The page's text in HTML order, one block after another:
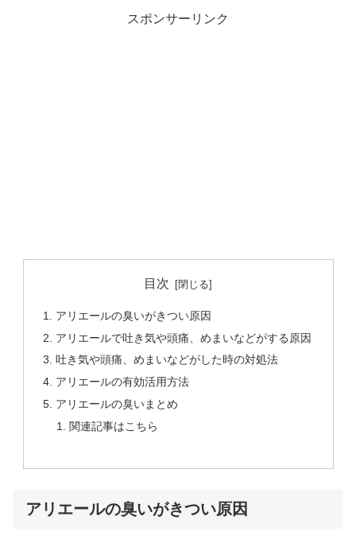
スポンサーリンク
目次
アリエールの臭いがきつい原因
アリエールで吐き気や頭痛、めまいなどがする原因
吐き気や頭痛、めまいなどがした時の対処法
アリエールの有効活用方法
アリエールの臭いまとめ
関連記事はこちら
アリエールの臭いがきつい原因